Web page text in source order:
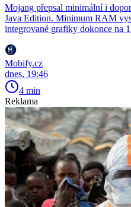
Mojang přepsal minimální i
Java Edition. Minimum RAM
integrované grafiky dokonce na
Mobify.cz
dnes, 19:46
4 min
Reklama